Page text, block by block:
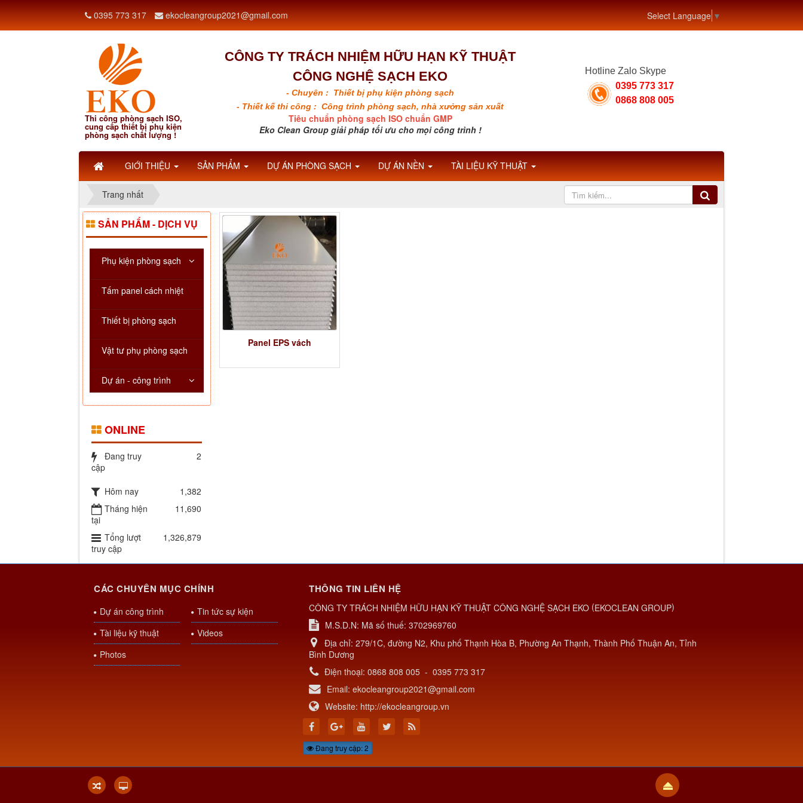
Thi công phòng sạch ISO,
cung cấp thiết bị phụ kiện
phòng sạch chất lượng !
CÔNG TY TRÁCH NHIỆM HỮU HẠN KỸ THUẬT
CÔNG NGHỆ SẠCH EKO
- Chuyên : Thiết bị phụ kiện phòng sạch
- Thiết kế thi công : Công trình phòng sạch, nhà xưởng sản xuất
Tiêu chuẩn phòng sạch ISO chuẩn GMP
Eko Clean Group giải pháp tối ưu cho mọi công trình !
Hotline Zalo Skype
0395 773 317
0868 808 005
GIỚI THIỆU SẢN PHẨM DỰ ÁN PHÒNG SẠCH DỰ ÁN NỀN TÀI LIỆU KỸ THUẬT
0395 773 317 ekocleangroup2021@gmail.com Select Language▼
Trang nhất
Panel EPS vách
SẢN PHẨM - DỊCH VỤ
Phụ kiện phòng sạch
Tấm panel cách nhiệt
Thiết bị phòng sạch
Vật tư phụ phòng sạch
Dự án - công trình
ONLINE
Đang truy
cập
2
Hôm nay
1,382
Tháng hiện
tại
11,690
Tổng lượt
truy cập
1,326,879
CÁC CHUYÊN MỤC CHÍNH
Dự án công trình
Tin tức sự kiện
Tài liệu kỹ thuật
Videos
Photos
THÔNG TIN LIÊN HỆ
CÔNG TY TRÁCH NHIỆM HỮU HẠN KỸ THUẬT CÔNG NGHỆ SẠCH EKO (EKOCLEAN GROUP)
M.S.D.N: Mã số thuế: 3702969760
Địa chỉ: 279/1C, đường N2, Khu phố Thạnh Hòa B, Phường An Thạnh, Thành Phố Thuận An, Tỉnh
Bình Dương
Điện thoại: 0868 808 005 - 0395 773 317
Email: ekocleangroup2021@gmail.com
Website: http://ekocleangroup.vn
Đang truy cập: 2